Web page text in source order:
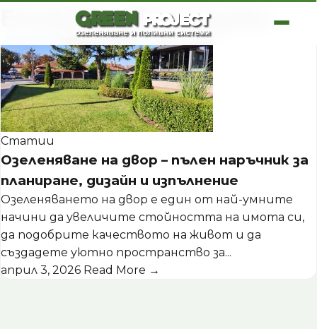
content
Етикет:двор дизайн
Статии
Озеленяване на двор – пълен наръчник за
планиране, дизайн и изпълнение
Озеленяването на двор е един от най-умните
начини да увеличите стойността на имота си,
да подобрите качеството на живот и да
създадете уютно пространство за...
април 3, 2026 Read More →